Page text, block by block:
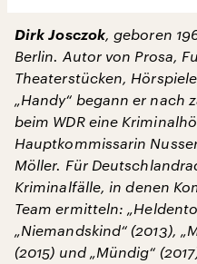
Dirk Josczok, geboren
Berlin. Autor von Prosa,
Theaterstücken,
„Handy“ begann er nach
beim WDR eine
Hauptkommissarin
Möller. Für
Kriminalfälle, in denen
Team ermitteln:
„Niemandskind“ (2013),
(2015) und „Mündig“